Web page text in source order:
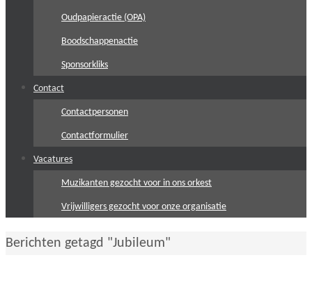
Oudpapieractie (OPA)
Boodschappenactie
Sponsorkliks
Contact
Contactpersonen
Contactformulier
Vacatures
Muzikanten gezocht voor in ons orkest
Vrijwilligers gezocht voor onze organisatie
Home
Berichten getagd "Jubileum"